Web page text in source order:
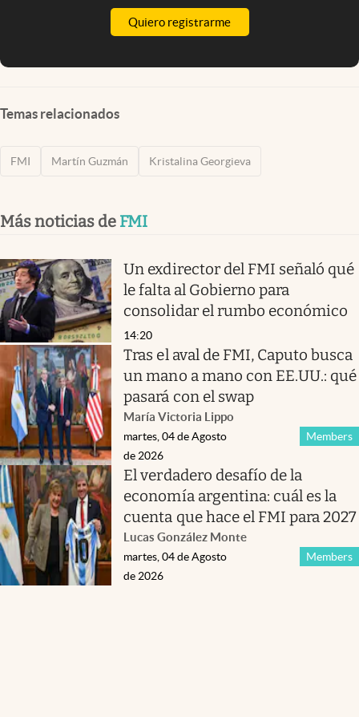
Quiero registrarme
Temas relacionados
FMI Martín Guzmán Kristalina Georgieva
Más noticias de FMI
Un exdirector del FMI señaló qué
le falta al Gobierno para
consolidar el rumbo económico
14:20
Tras el aval de FMI, Caputo busca
un mano a mano con EE.UU.: qué
pasará con el swap
María Victoria Lippo
Members
martes, 04 de Agosto
de 2026
El verdadero desafío de la
economía argentina: cuál es la
cuenta que hace el FMI para 2027
Lucas González Monte
Members
martes, 04 de Agosto
de 2026